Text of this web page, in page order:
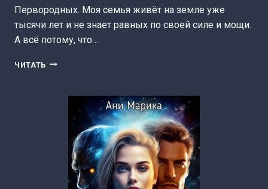
Первородных. Моя семья живёт на земле уже
тысячи лет и не знает равных по своей силе и мощи.
А всё потому, что…
ЧИТАТЬ В
ВТОРЖЕНИЕ